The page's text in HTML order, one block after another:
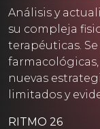
Análisis y
su compleja
terapéuticas.
nuevas
limitados y
RITMO 26